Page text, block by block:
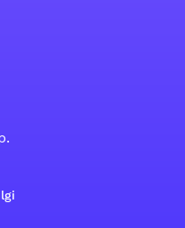
linkilinki
sosyal grubu linki